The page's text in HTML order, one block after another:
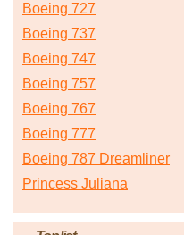
Boeing 727
Boeing 737
Boeing 747
Boeing 757
Boeing 767
Boeing 777
Boeing 787 Dreamliner
Princess Juliana